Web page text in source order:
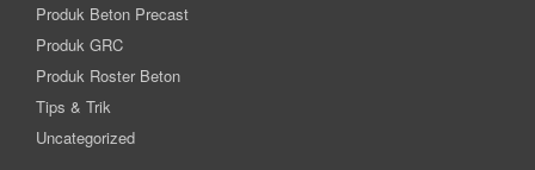
Produk Beton Precast
Produk GRC
Produk Roster Beton
Tips & Trik
Uncategorized